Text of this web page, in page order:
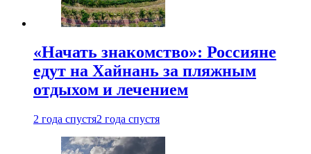
«Начать знакомство»: Россияне
едут на Хайнань за пляжным
отдыхом и лечением
2 года спустя2 года спустя